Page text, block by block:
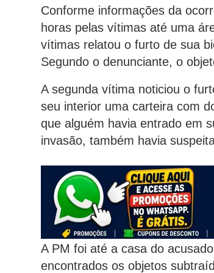
Conforme informações da
horas pelas vítimas até uma
vítimas relatou o furto de sua
Segundo o denunciante, o
A segunda vítima noticiou o
seu interior uma carteira com
que alguém havia entrado em
invasão, também havia
A PM foi até a casa do
encontrados os objetos